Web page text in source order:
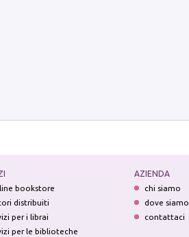
bookstore
distribuiti
per i librai
per le biblioteche
AZIENDA
chi siamo
dove siamo
contattaci